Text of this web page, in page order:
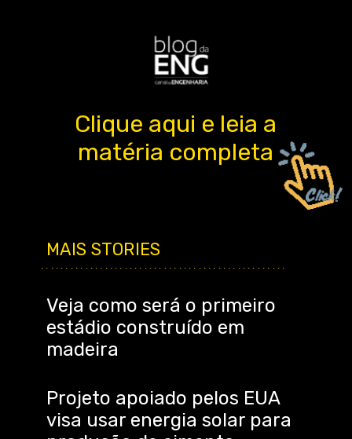
Clique aqui e leia a
matéria completa
MAIS STORIES
..................................................
Projeto apoiado pelos EUA
visa usar energia solar para
Veja como será o primeiro
estádio construído em
madeira